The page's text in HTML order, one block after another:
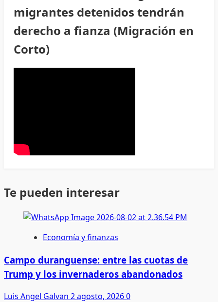
migrantes detenidos tendrán
derecho a fianza (Migración en
Corto)
Te pueden interesar
Economía y finanzas
Campo duranguense: entre las cuotas de
Trump y los invernaderos abandonados
Luis Angel Galvan 2 agosto, 20260